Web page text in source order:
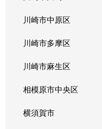
川崎市中原区
川崎市多摩区
川崎市麻生区
相模原市中央区
横須賀市